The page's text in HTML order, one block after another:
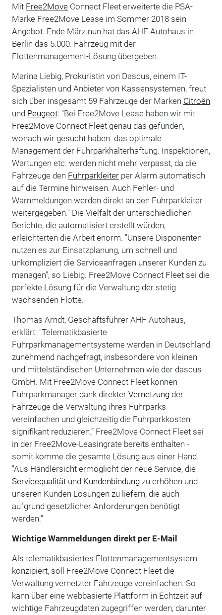
Mit Free2MoveConnect Fleet erweiterte die PSA-
Marke Free2Move Lease im Sommer 2018 sein
Angebot. Ende März nun hat das AHF Autohaus in
Berlin das 5.000. Fahrzeug mit der
Flottenmanagement-Lösung übergeben.
Marina Liebig, Prokuristin von Dascus, einem IT-
Spezialisten und Anbieter von Kassensystemen, freut
sich über insgesamt 59 Fahrzeuge der Marken Citroën
und Peugeot: "Bei Free2Move Lease haben wir mit
Free2Move Connect Fleet genau das gefunden,
wonach wir gesucht haben: das optimale
Management der Fuhrparkhalterhaftung. Inspektionen,
Wartungen etc. werden nicht mehr verpasst, da die
Fahrzeuge den Fuhrparkleiterper Alarm automatisch
auf die Termine hinweisen. Auch Fehler- und
Warnmeldungen werden direkt an den Fuhrparkleiter
weitergegeben." Die Vielfalt der unterschiedlichen
Berichte, die automatisiert erstellt würden,
erleichterten die Arbeit enorm. "Unsere Disponenten
nutzen es zur Einsatzplanung, um schnell und
unkompliziert die Serviceanfragen unserer Kunden zu
managen", so Liebig. Free2Move Connect Fleet sei die
perfekte Lösung für die Verwaltung der stetig
wachsenden Flotte.
Thomas Arndt, Geschäftsführer AHF Autohaus,
erklärt: "Telematikbasierte
Fuhrparkmanagementsysteme werden in Deutschland
zunehmend nachgefragt, insbesondere von kleinen
und mittelständischen Unternehmen wie der dascus
GmbH. Mit Free2Move Connect Fleet können
Fuhrparkmanager dank direkter Vernetzungder
Fahrzeuge die Verwaltung ihres Fuhrparks
vereinfachen und gleichzeitig die Fuhrparkkosten
signifikant reduzieren.“ Free2Move Connect Fleet sei
in der Free2Move-Leasingrate bereits enthalten -
somit komme die gesamte Lösung aus einer Hand.
"Aus Händlersicht ermöglicht der neue Service, die
Servicequalitätund Kundenbindungzu erhöhen und
unseren Kunden Lösungen zu liefern, die auch
aufgrund gesetzlicher Anforderungen benötigt
werden."
Wichtige Warnmeldungen direkt per E-Mail
Als telematikbasiertes Flottenmanagementsystem
konzipiert, soll Free2Move Connect Fleet die
Verwaltung vernetzter Fahrzeuge vereinfachen. So
kann über eine webbasierte Plattform in Echtzeit auf
wichtige Fahrzeugdaten zugegriffen werden, darunter